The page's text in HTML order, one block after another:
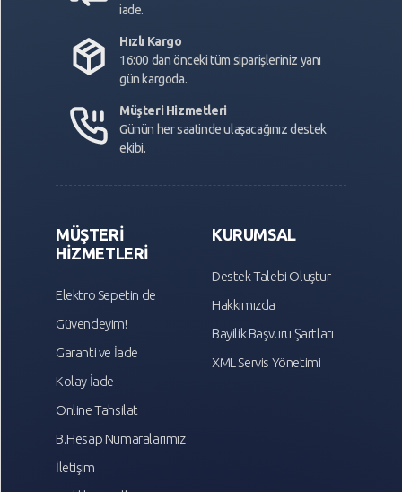
iade.
Hızlı Kargo
16:00 dan önceki tüm siparişleriniz yanı
gün kargoda.
Müşteri Hizmetleri
Günün her saatinde ulaşacağınız destek
ekibi.
MÜŞTERİ
HİZMETLERİ
Elektro Sepetin de
Güvendeyim!
Garanti ve İade
Kolay İade
Online Tahsilat
B.Hesap Numaralarımız
İletişim
KURUMSAL
Destek Talebi Oluştur
Hakkımızda
Bayilik Başvuru Şartları
XML Servis Yönetimi